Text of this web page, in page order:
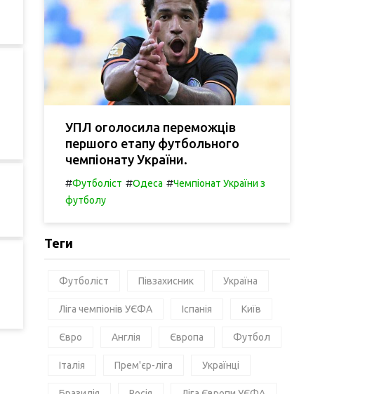
УПЛ оголосила переможців
першого етапу футбольного
чемпіонату України.
#Футболіст #Одеса #Чемпіонат України з
футболу
Теги
Футболіст Півзахисник Україна
Ліга чемпіонів УЄФА Іспанія Київ
Євро Англія Європа Футбол
Італія Прем'єр-ліга Українці